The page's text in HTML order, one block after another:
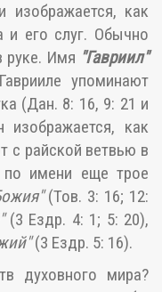
изображается, как
и его слуг. Обычно
руке. Имя "Гавриил"
упоминают
(Дан. 8: 16, 9: 21 и
как
с райской ветвью в
по имени еще трое
(Тов. 3: 16; 12:
(3 Ездр. 4: 1; 5: 20),
(3 Ездр. 5: 16).
духовного мира?